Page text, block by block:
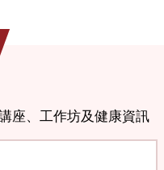
座、工作坊及健康資訊